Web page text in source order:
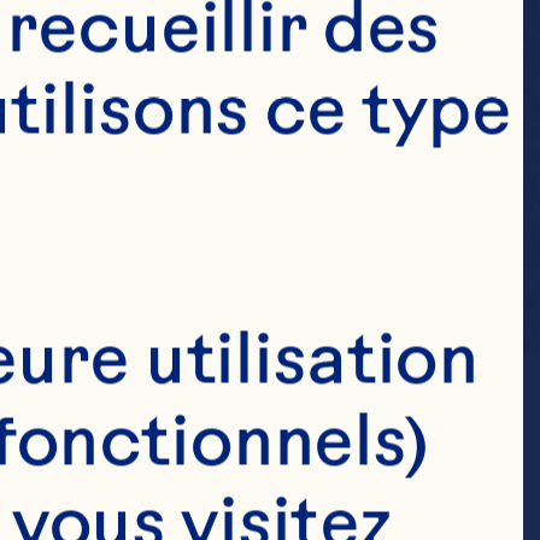
des
ce type
utilisation
visitez